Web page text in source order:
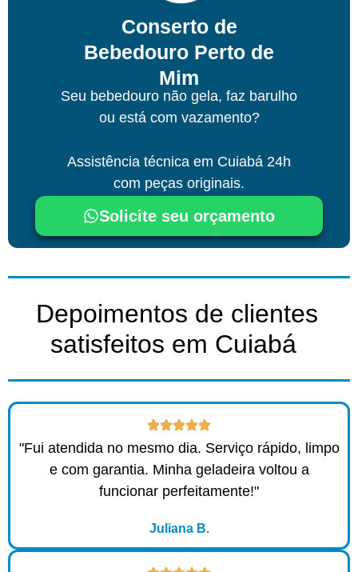
Conserto de
Bebedouro Perto de
Mim
Seu bebedouro não gela, faz barulho
ou está com vazamento?
Assistência técnica em Cuiabá 24h
com peças originais.
Solicite seu orçamento
Depoimentos de clientes
satisfeitos em Cuiabá ​
"Fui atendida no mesmo dia. Serviço rápido, limpo
e com garantia. Minha geladeira voltou a
funcionar perfeitamente!"
Juliana B.